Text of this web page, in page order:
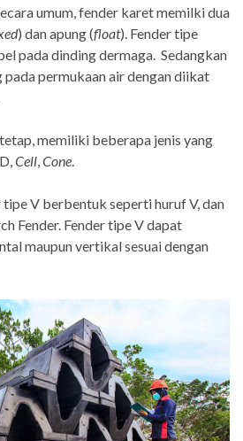
umum, fender karet memilki dua
) dan apung (float). Fender tipe
pada dinding dermaga. Sedangkan
pada permukaan air dengan diikat
memiliki beberapa jenis yang
Cell,Cone.
tipe V berbentuk seperti huruf V, dan
Fender. Fender tipe V dapat
maupun vertikal sesuai dengan